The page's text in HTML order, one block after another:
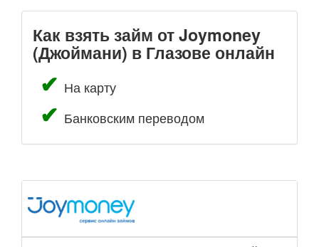
Как взять займ от Joymoney
(Джоймани) в Глазове онлайн
На карту
Банковским переводом